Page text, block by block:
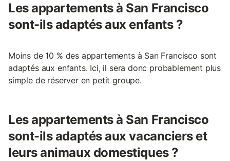
Les appartements à San Francisco
sont-ils adaptés aux enfants ?
Moins de 10 % des appartements à San Francisco sont
adaptés aux enfants. Ici, il sera donc probablement plus
simple de réserver en petit groupe.
Les appartements à San Francisco
sont-ils adaptés aux vacanciers et
leurs animaux domestiques ?